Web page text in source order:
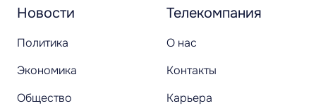
Новости
Политика
Экономика
Общество
Телекомпания
О нас
Контакты
Карьера